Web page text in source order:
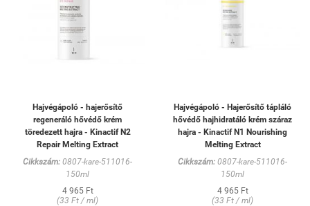
Hajvégápoló - hajerősítő
regeneráló hővédő krém
töredezett hajra - Kinactif N2
Repair Melting Extract
Cikkszám: 0807-kare-511016-
150ml
4 965 Ft
(33 Ft / ml)
Hajvégápoló - Hajerősítő tápláló
hővédő hajhidratáló krém száraz
hajra - Kinactif N1 Nourishing
Melting Extract
Cikkszám: 0807-kare-511016-
150ml
4 965 Ft
(33 Ft / ml)